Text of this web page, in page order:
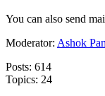
You can also send
Moderator: Ashok
Posts: 614
Topics: 24